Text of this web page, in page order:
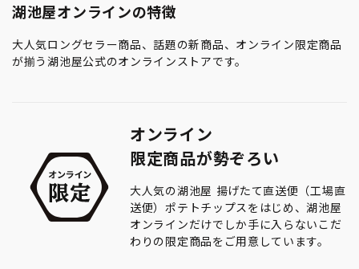
湖池屋オンラインの特徴
大人気ロングセラー商品、話題の新商品、オンライン限定商品
が揃う湖池屋公式のオンラインストアです。
オンライン
限定商品が勢ぞろい
大人気の湖池屋 揚げたて直送便（工場直
送便）ポテトチップスをはじめ、湖池屋
オンラインだけでしか手に入らないこだ
わりの限定商品をご用意しています。